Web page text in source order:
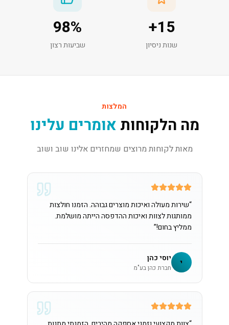
15
+
שנות ניסיון
98%
שביעות רצון
המלצות
מה הלקוחות אומרים עלינו
מאות לקוחות מרוצים שמחזרים אלינו שוב ושוב
“שירות מעולה ואיכות מוצרים גבוהה. הזמנו חולצות
ממותגות לצוות ואיכות ההדפסה הייתה מושלמת.
ממליץ בחום!”
י יוסי כהן
חברת כהן בע"מ